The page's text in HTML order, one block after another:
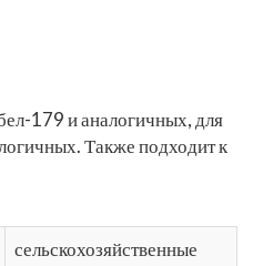
179 и аналогичных, для
Также подходит к
сельскохозяйственные